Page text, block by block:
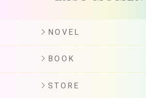
NOVEL
BOOK
STORE